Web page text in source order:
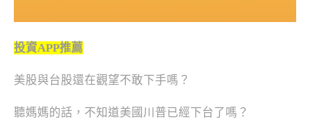
投資APP推薦
美股與台股還在觀望不敢下手嗎？
聽媽媽的話，不知道美國川普已經下台了嗎？